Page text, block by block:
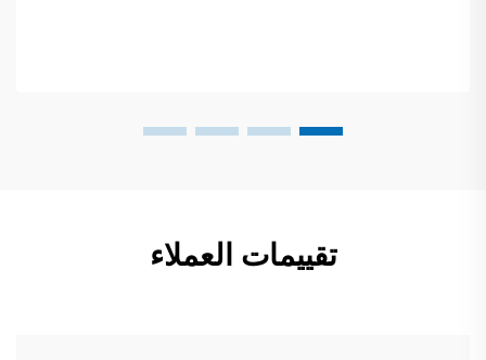
تقييمات العملاء